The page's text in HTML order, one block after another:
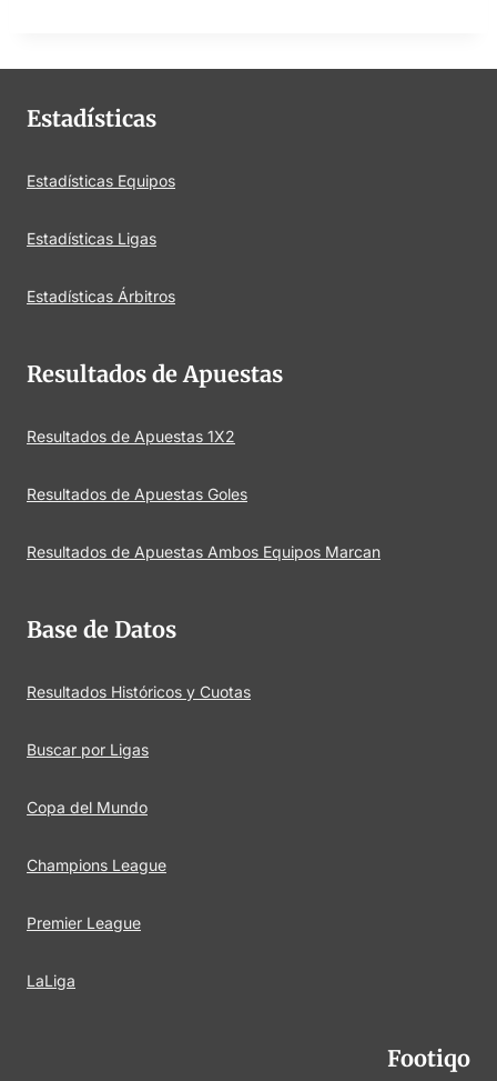
Estadísticas
Estadísticas Equipos
Estadísticas Ligas
Estadísticas Árbitros
Resultados de Apuestas
Resultados de Apuestas 1X2
Resultados de Apuestas Goles
Resultados de Apuestas Ambos Equipos Marcan
Base de Datos
Resultados Históricos y Cuotas
Buscar por Ligas
Copa del Mundo
Champions League
Premier League
LaLiga
Footiqo